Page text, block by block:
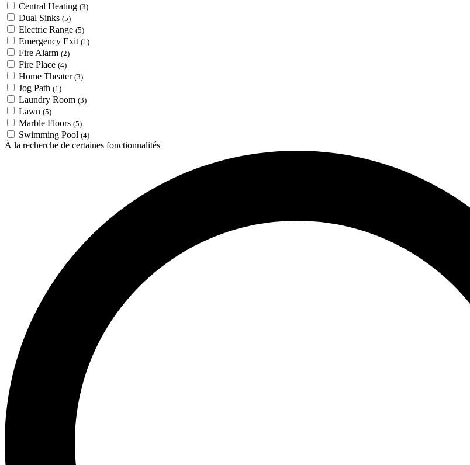
Central Heating (3)
Dual Sinks (5)
Electric Range (5)
Emergency Exit (1)
Fire Alarm (2)
Fire Place (4)
Home Theater (3)
Jog Path (1)
Laundry Room (3)
Lawn (5)
Marble Floors (5)
Swimming Pool (4)
À la recherche de certaines fonctionnalités